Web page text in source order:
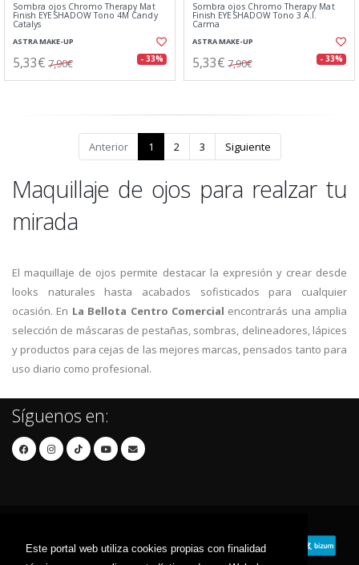
Este portal web utiliza cookies propias con finalidad
Sombra ojos Chromo Therapy Mat
Finish EYESHADOW Tono 4M Candy
Catalys
ASTRA MAKE-UP
5,33€ 7,90€ - 33%
Sombra ojos Chromo Therapy Mat
Finish EYESHADOW Tono 3 A.I.
Carma
ASTRA MAKE-UP
5,33€ 7,90€ - 33%
Anterior 1 2 3 Siguiente
Maquillaje de ojos para realzar tu
mirada
El maquillaje de ojos permite destacar la expresión y crear desde
looks naturales hasta acabados sofisticados para cualquier
ocasión. En La Bellota Centro Comercial encontrarás una amplia
selección de máscaras de pestañas, sombras, delineadores, lápices
y productos para cejas de las mejores marcas, pensados tanto para
uso diario como profesional.
Síguenos en: